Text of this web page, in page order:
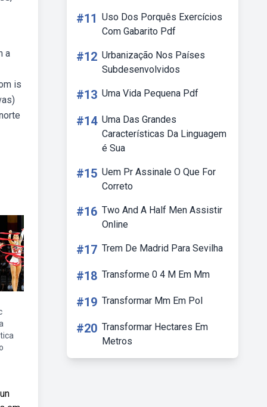
a
is
#11 Uso Dos Porquês Exercícios
Com Gabarito Pdf
#12 Urbanização Nos Países
Subdesenvolvidos
#13 Uma Vida Pequena Pdf
#14 Uma Das Grandes
Características Da Linguagem
é Sua
#15 Uem Pr Assinale O Que For
Correto
#16 Two And A Half Men Assistir
Online
#17 Trem De Madrid Para Sevilha
#18 Transforme 0 4 M Em Mm
#19 Transformar Mm Em Pol
#20 Transformar Hectares Em
Metros